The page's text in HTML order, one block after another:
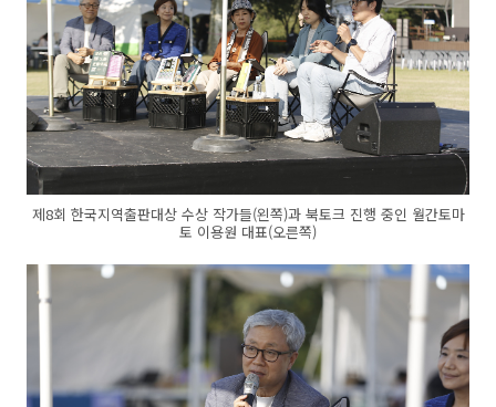
제8회 한국지역출판대상 수상 작가들(왼쪽)과 북토크 진행 중인 월간토마
토 이용원 대표(오른쪽)